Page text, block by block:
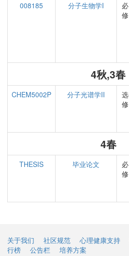
008185
分子生物学I
必
修
4秋,3春
CHEM5002P 分子光谱学II
选
修
4春
THESIS 毕业论文
必
修
关于我们 社区规范 心理健康支持
行榜
公告栏 培养方案